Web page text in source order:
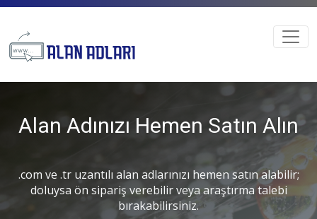
Alan Adınızı Hemen Satın Alın
.com ve .tr uzantılı alan adlarınızı hemen satın alabilir;
doluysa ön sipariş verebilir veya araştırma talebi
bırakabilirsiniz.